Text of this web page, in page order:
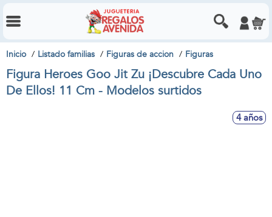
Inicio Listado familias Figuras de accion Figuras
Figura Heroes Goo Jit Zu ¡Descubre Cada Uno
De Ellos! 11 Cm - Modelos surtidos
4 años